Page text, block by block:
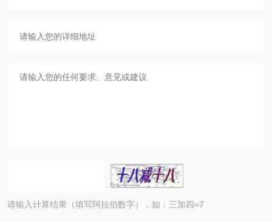
请输入计算结果（填写阿拉伯数字），如：三加四=7